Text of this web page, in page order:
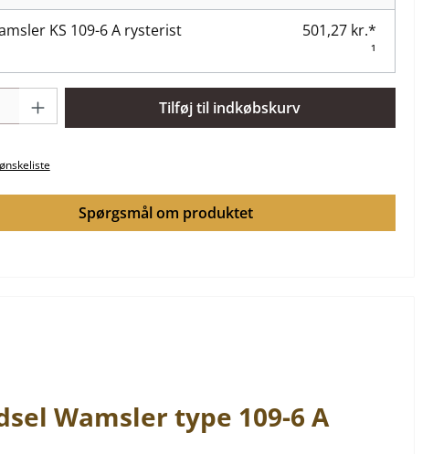
KS 109-6 A rysterist
501,27 kr.*
¹
Indtast det ønskede beløb, eller brug knapperne til at øge
Tilføj til indkøbskurv
Spørgsmål om produktet
Wamsler type 109-6 A